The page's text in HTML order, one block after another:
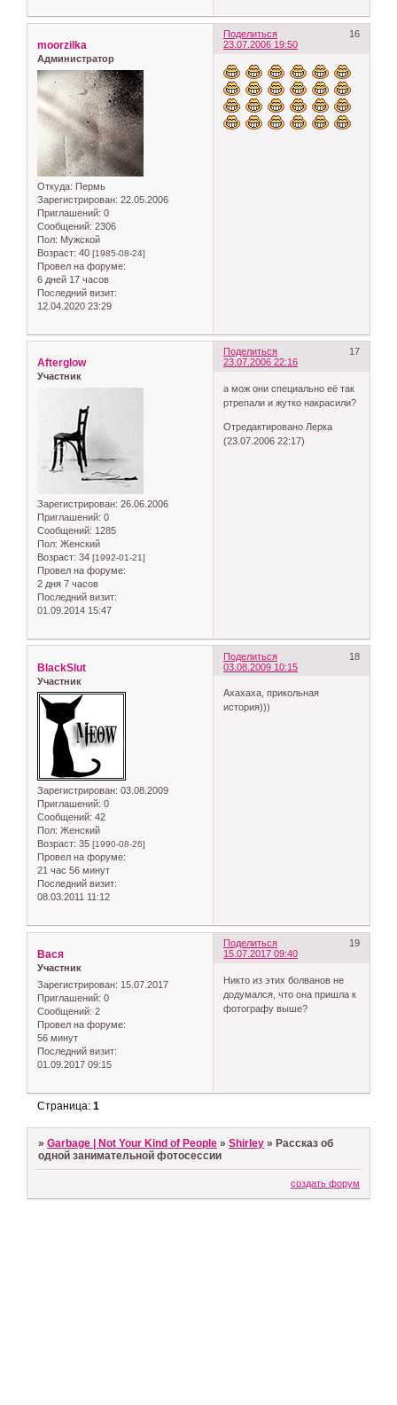
Поделиться
16
23.07.2006 19:50
moorzilka
Администратор
Откуда: Пермь
Зарегистрирован: 22.05.2006
Приглашений: 0
Сообщений: 2306
Пол: Мужской
Возраст: 40 [1985-08-24]
Провел на форуме:
6 дней 17 часов
Последний визит:
12.04.2020 23:29
Поделиться
17
23.07.2006 22:16
Afterglow
Участник
Зарегистрирован: 26.06.2006
Приглашений: 0
Сообщений: 1285
Пол: Женский
Возраст: 34 [1992-01-21]
Провел на форуме:
2 дня 7 часов
Последний визит:
01.09.2014 15:47
а мож они специально её так
ртрепали и жутко накрасили?
Отредактировано Лерка
(23.07.2006 22:17)
Поделиться
18
03.08.2009 10:15
BlackSlut
Участник
Зарегистрирован: 03.08.2009
Приглашений: 0
Сообщений: 42
Пол: Женский
Возраст: 35 [1990-08-26]
Провел на форуме:
21 час 56 минут
Последний визит:
08.03.2011 11:12
Ахахаха, прикольная
история)))
Поделиться
19
15.07.2017 09:40
Вася
Участник
Зарегистрирован: 15.07.2017
Приглашений: 0
Сообщений: 2
Провел на форуме:
56 минут
Последний визит:
01.09.2017 09:15
Никто из этих болванов не
додумался, что она пришла к
фотографу выше?
Страница:1
»Garbage | Not Your Kind of People »Shirley » Рассказ об
одной занимательной фотосессии
создать форум